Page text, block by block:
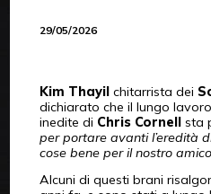
29/05/2026
Kim Thayilchitarrista dei
dichiarato che il lungo
inedite di Chris Cornellsta
per portare avanti l’eredità
cose bene per il nostro
Alcuni di questi brani